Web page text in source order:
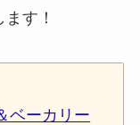
す！
ベーカリー